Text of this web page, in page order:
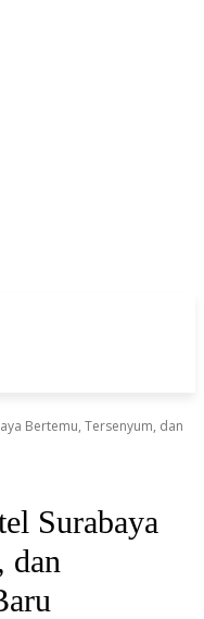
Bertemu, Tersenyum, dan
Surabaya
dan